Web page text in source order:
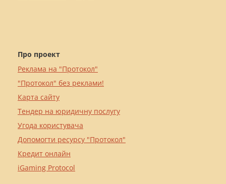
Про проект
Реклама на "Протокол"
"Протокол" без реклами!
Карта сайту
Тендер на юридичну послугу
Угода користувача
Допомогти ресурсу "Протокол"
Кредит онлайн
iGaming Protocol